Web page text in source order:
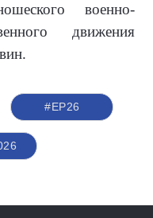
военно-
движения
#ЕР26